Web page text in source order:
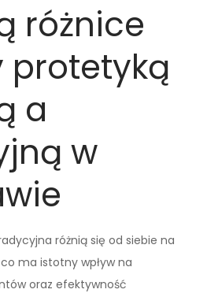
różnice
protetyką
a
w
różnią się od siebie na
ma istotny wpływ na
oraz efektywność